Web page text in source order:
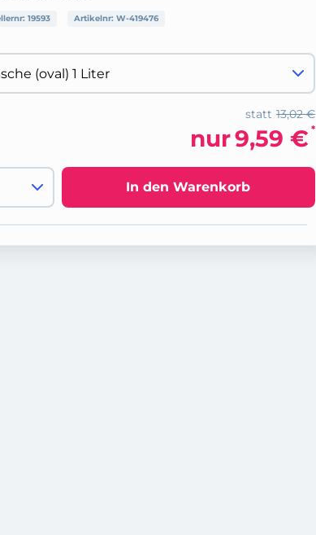
19593 Artikelnr: W-419476
13,02 €
statt
nur9,59 € *
In den Warenkorb